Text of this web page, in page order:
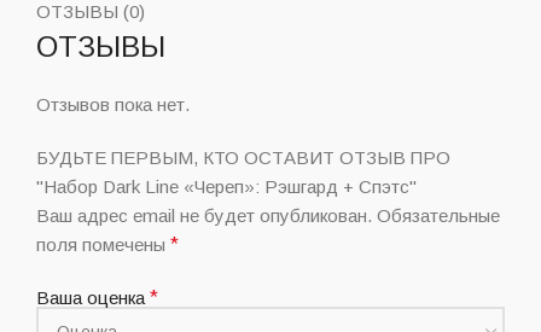
ОТЗЫВЫ (0)
ОТЗЫВЫ
Отзывов пока нет.
БУДЬТЕ ПЕРВЫМ, КТО ОСТАВИТ ОТЗЫВ ПРО
"Набор Dark Line «Череп»: Рэшгард + Спэтс"
Ваш адрес email не будет опубликован. Обязательные
поля помечены *
Ваша оценка *